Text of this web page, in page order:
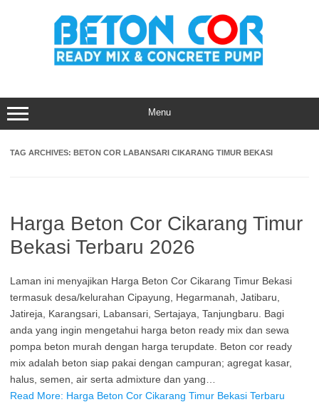
Menu
TAG ARCHIVES: BETON COR LABANSARI CIKARANG TIMUR BEKASI
Harga Beton Cor Cikarang Timur
Bekasi Terbaru 2026
Laman ini menyajikan Harga Beton Cor Cikarang Timur Bekasi
termasuk desa/kelurahan Cipayung, Hegarmanah, Jatibaru,
Jatireja, Karangsari, Labansari, Sertajaya, Tanjungbaru. Bagi
anda yang ingin mengetahui harga beton ready mix dan sewa
pompa beton murah dengan harga terupdate. Beton cor ready
mix adalah beton siap pakai dengan campuran; agregat kasar,
halus, semen, air serta admixture dan yang…
Read More: Harga Beton Cor Cikarang Timur Bekasi Terbaru